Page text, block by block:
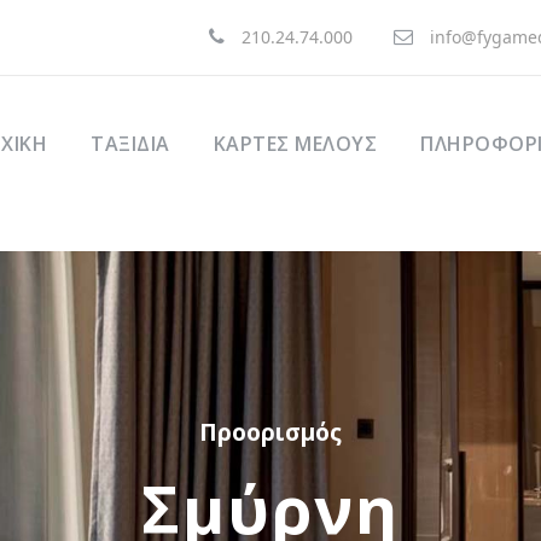
210.24.74.000
ΤΑΞΊΔΙΑ ΚΑΡΤΕΣ ΜΕΛΟΥΣ
Προορισμός
Σμύρνη